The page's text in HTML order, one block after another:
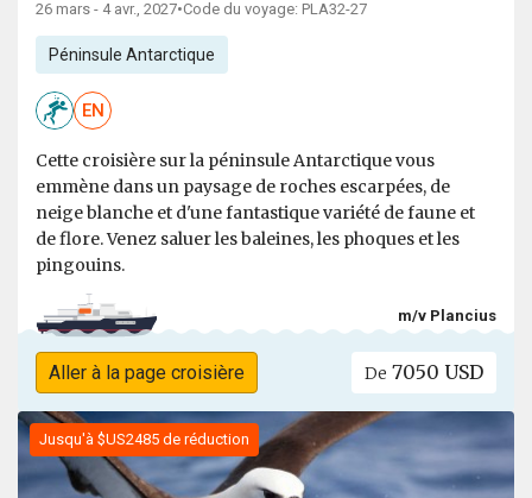
26 mars - 4 avr., 2027•Code du voyage: PLA32-27
Péninsule Antarctique
EN
Cette croisière sur la péninsule Antarctique vous
emmène dans un paysage de roches escarpées, de
neige blanche et d'une fantastique variété de faune et
de flore. Venez saluer les baleines, les phoques et les
pingouins.
m/v Plancius
Aller à la page croisière De 7050 USD
Jusqu'à $US2485 de réduction